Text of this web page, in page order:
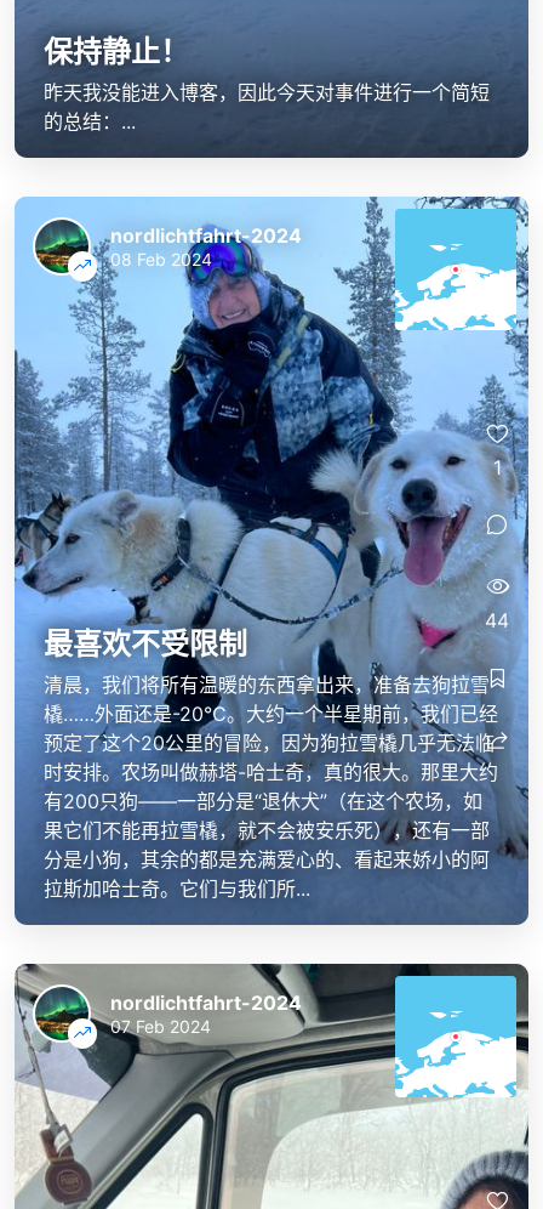
保持静止！
昨天我没能进入博客，因此今天对事件进行一个简短
的总结：...
最喜欢不受限制
清晨，我们将所有温暖的东西拿出来，准备去狗拉雪
橇……外面还是-20℃。大约一个半星期前，我们已经
预定了这个20公里的冒险，因为狗拉雪橇几乎无法临
时安排。农场叫做赫塔-哈士奇，真的很大。那里大约
有200只狗——一部分是“退休犬”（在这个农场，如
果它们不能再拉雪橇，就不会被安乐死），还有一部
分是小狗，其余的都是充满爱心的、看起来娇小的阿
拉斯加哈士奇。它们与我们所...
nordlichtfahrt-2024
08 Feb 2024
1
44
nordlichtfahrt-2024
07 Feb 2024